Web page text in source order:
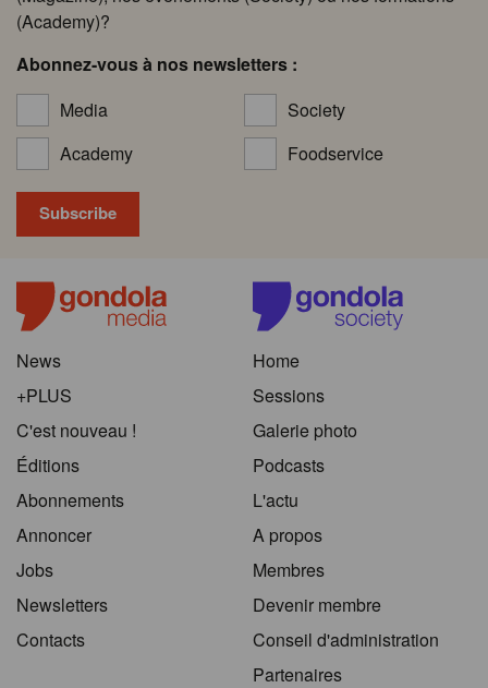
(Academy)?
Abonnez-vous à nos newsletters :
Media
Society
Academy
Foodservice
News
+PLUS
C'est nouveau !
Éditions
Abonnements
Annoncer
Jobs
Newsletters
Contacts
Home
Sessions
Galerie photo
Podcasts
L'actu
A propos
Membres
Devenir membre
Conseil d'administration
Partenaires